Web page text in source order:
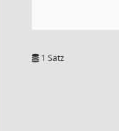
1 Satz